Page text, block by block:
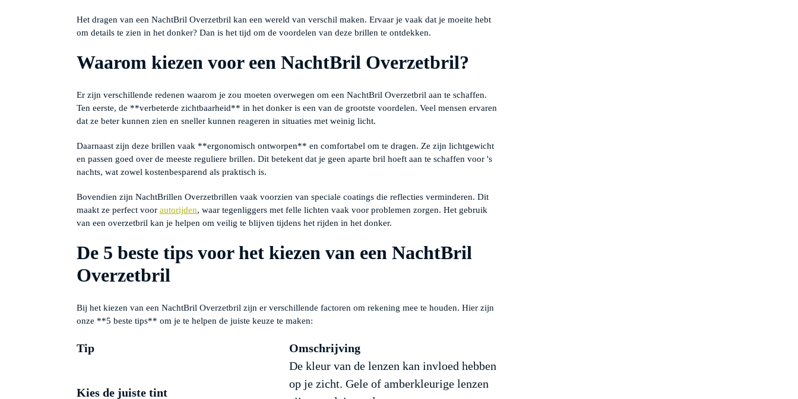
Het dragen van een NachtBril Overzetbril kan een wereld van verschil maken. Ervaar je vaak dat je moeite hebt
om details te zien in het donker? Dan is het tijd om de voordelen van deze brillen te ontdekken.
Waarom kiezen voor een NachtBril Overzetbril?
Er zijn verschillende redenen waarom je zou moeten overwegen om een NachtBril Overzetbril aan te schaffen.
Ten eerste, de **verbeterde zichtbaarheid** in het donker is een van de grootste voordelen. Veel mensen ervaren
dat ze beter kunnen zien en sneller kunnen reageren in situaties met weinig licht.
Daarnaast zijn deze brillen vaak **ergonomisch ontworpen** en comfortabel om te dragen. Ze zijn lichtgewicht
en passen goed over de meeste reguliere brillen. Dit betekent dat je geen aparte bril hoeft aan te schaffen voor 's
nachts, wat zowel kostenbesparend als praktisch is.
Bovendien zijn NachtBrillen Overzetbrillen vaak voorzien van speciale coatings die reflecties verminderen. Dit
maakt ze perfect voor autorijden, waar tegenliggers met felle lichten vaak voor problemen zorgen. Het gebruik
van een overzetbril kan je helpen om veilig te blijven tijdens het rijden in het donker.
De 5 beste tips voor het kiezen van een NachtBril
Overzetbril
Bij het kiezen van een NachtBril Overzetbril zijn er verschillende factoren om rekening mee te houden. Hier zijn
onze **5 beste tips** om je te helpen de juiste keuze te maken:
Tip Omschrijving
Kies de juiste tint
De kleur van de lenzen kan invloed hebben
op je zicht. Gele of amberkleurige lenzen